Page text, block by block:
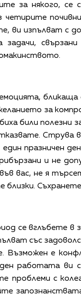
за някого, се
четирите
ви изпълват с
за
били полезни
Струва
един празничен
и не
вас, не я
близки.
се вглъбете
със
Възможен е
ден работата ви
проблеми с